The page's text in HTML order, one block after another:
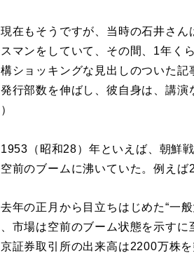
現在もそうですが、当時の石井さ
マンをしていて、その間、1年く
ショッキングな見出しのついた
行部数を伸ばし、彼自身は、講
（昭和28）年といえば、朝鮮
空前のブームに沸いていた。例え
去年の正月から目立ちはじめた“一
、市場は空前のブーム状態を示す
証券取引所の出来高は2200万株